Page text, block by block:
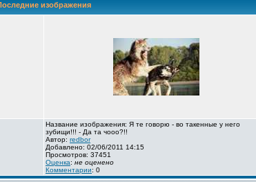
изображения
Название изображения: Я те говорю - во такенные у него
зубищи!!! - Да та чооо?!!
Автор: redbor
Добавлено: 02/06/2011 14:15
Просмотров: 37451
Оценка: не оценено
Комментарии: 0